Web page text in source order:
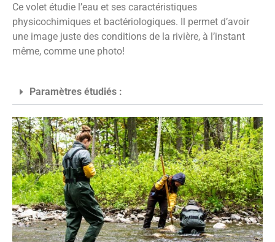
Ce volet étudie l’eau et ses caractéristiques
physicochimiques et bactériologiques. Il permet d’avoir
une image juste des conditions de la rivière, à l’instant
même, comme une photo!
Paramètres étudiés :